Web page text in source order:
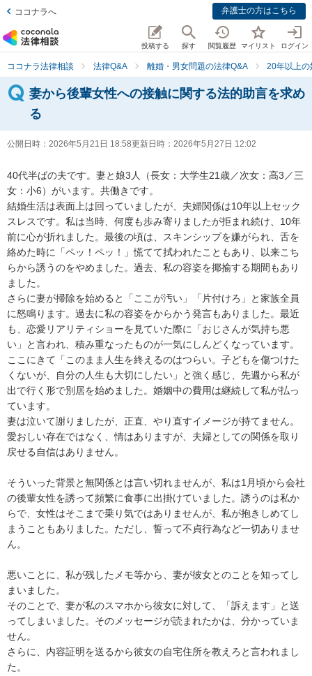
ココナラへ 弁護士の方はこちら
投稿する 探す 閲覧履歴 マイリスト ログイン
ココナラ法律相談 法律Q&A 離婚・男女問題の法律Q&A 20年以上
妻から後輩女性への接触に関する法的助言を求め
る
公開日時： 2026年5月21日 18:58更新日時： 2026年5月27日 12:02
40代半ばの夫です。妻と娘3人（長女：大学生21歳／次女：高3／三
女：小6）がいます。共働きです。
結婚生活は表面上は回っていましたが、夫婦関係は10年以上セック
スレスです。私は当時、何度も歩み寄りましたが拒まれ続け、10年
前に心が折れました。最後の頃は、スキンシップを嫌がられ、舌を
絡めた時に「ペッ！ペッ！」慌てて拭われたこともあり、以来こち
らから誘うのをやめました。過去、私の容姿を揶揄する期間もあり
ました。
さらに妻が掃除を始めると「ここが汚い」「片付けろ」と家族全員
に怒鳴ります。過去に私の容姿をからかう発言もありました。最近
も、恋愛リアリティショーを見ていた際に「おじさんが気持ち悪
い」と言われ、積み重なったものが一気にしんどくなっています。
ここにきて「このまま人生を終えるのはつらい。子どもを傷つけた
くないが、自分の人生も大切にしたい」と強く感じ、先週から私が
出で行く形で別居を始めました。婚姻中の費用は継続して私が払っ
ています。
妻は泣いて謝りましたが、正直、やり直すイメージが持てません。
愛おしい存在ではなく、情はありますが、夫婦としての関係を取り
戻せる自信はありません。
そういった背景と無関係とは言い切れませんが、私は1月頃から会社
の後輩女性を誘って頻繁に食事に出掛けていました。誘うのは私か
らで、女性はそこまで乗り気ではありませんが、私が抱きしめてし
まうこともありました。ただし、誓って不貞行為など一切ありませ
ん。
悪いことに、私が残したメモ等から、妻が彼女とのことを知ってし
まいました。
そのことで、妻が私のスマホから彼女に対して、「訴えます」と送
ってしまいました。そのメッセージが読まれたかは、分かっていま
せん。
さらに、内容証明を送るから彼女の自宅住所を教えろと言われまし
た。